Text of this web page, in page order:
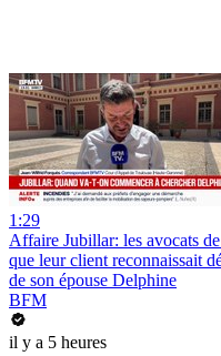
1:29
Affaire Jubillar: les avocats
que leur client reconnaissait
de son épouse Delphine
BFM
il y a 5 heures